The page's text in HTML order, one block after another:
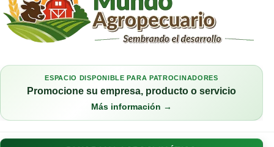
ESPACIO DISPONIBLE PARA PATROCINADORES
Promocione su empresa, producto o servicio
Más información →